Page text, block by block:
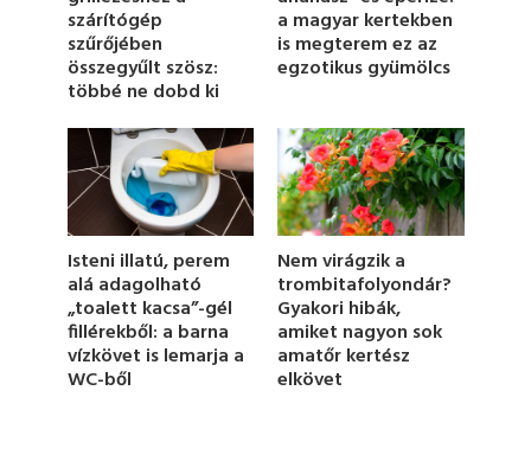
e
c
o
n
d
szárítógép
szűrőjében
összegyűlt szösz:
többé ne dobd ki
a magyar kertekben
is megterem ez az
egzotikus gyümölcs
Isteni illatú, perem
alá adagolható
„toalett kacsa”-gél
fillérekből: a barna
vízkövet is lemarja a
WC-ből
Nem virágzik a
trombitafolyondár?
Gyakori hibák,
amiket nagyon sok
amatőr kertész
elkövet